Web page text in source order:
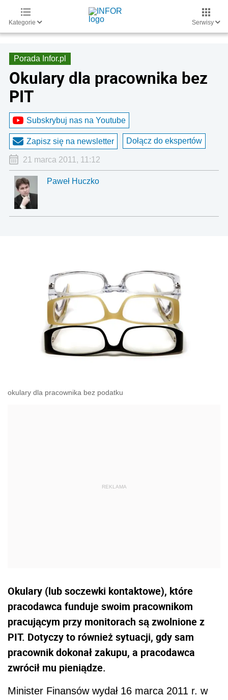
Kategorie Serwisy
Porada Infor.pl
Okulary dla pracownika bez
PIT
Subskrybuj nas na Youtube
Zapisz się na newsletter Dołącz do ekspertów
21 marca 2011, 11:12
Paweł Huczko
okulary dla pracownika bez podatku
Okulary (lub soczewki kontaktowe), które
pracodawca funduje swoim pracownikom
pracującym przy monitorach są zwolnione z
PIT. Dotyczy to również sytuacji, gdy sam
pracownik dokonał zakupu, a pracodawca
zwrócił mu pieniądze.
Minister Finansów wydał 16 marca 2011 r. w